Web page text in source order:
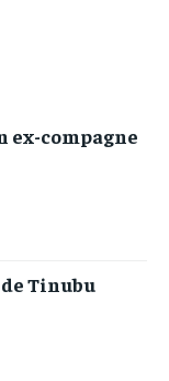
ex-compagne
Tinubu